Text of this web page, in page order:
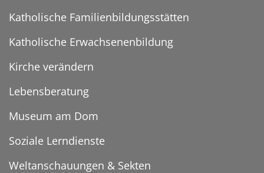
Katholische Familienbildungsstätten
Katholische Erwachsenenbildung
Kirche verändern
Lebensberatung
Museum am Dom
Soziale Lerndienste
Weltanschauungen & Sekten